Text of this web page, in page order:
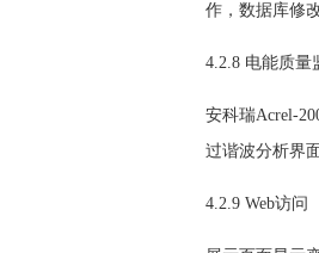
作，数据库修
4.2.8 电能质量
安科瑞Acrel-
过谐波分析界
4.2.9 Web访问